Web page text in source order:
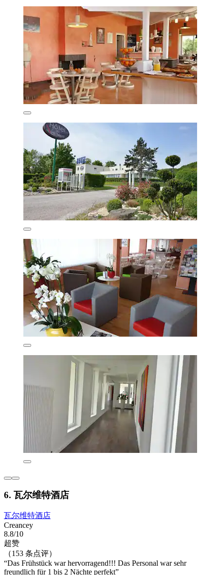
6. 瓦尔维特酒店
瓦尔维特酒店
Creancey
8.8/10
超赞
（153 条点评）
“Das Frühstück war hervorragend!!! Das Personal war sehr
freundlich für 1 bis 2 Nächte perfekt”